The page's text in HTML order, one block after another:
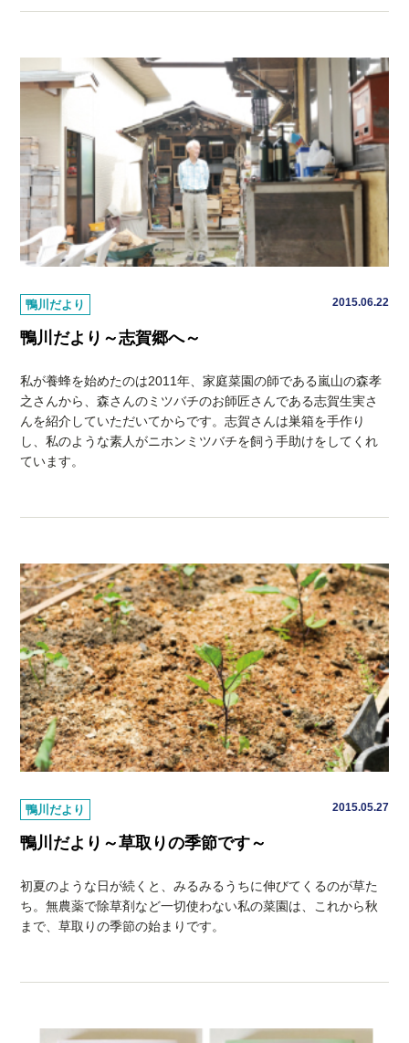
鴨川だより 2015.06.22
鴨川だより～志賀郷へ～
私が養蜂を始めたのは2011年、家庭菜園の師である嵐山の森孝
之さんから、森さんのミツバチのお師匠さんである志賀生実さ
んを紹介していただいてからです。志賀さんは巣箱を手作り
し、私のような素人がニホンミツバチを飼う手助けをしてくれ
ています。
鴨川だより 2015.05.27
鴨川だより～草取りの季節です～
初夏のような日が続くと、みるみるうちに伸びてくるのが草た
ち。無農薬で除草剤など一切使わない私の菜園は、これから秋
まで、草取りの季節の始まりです。